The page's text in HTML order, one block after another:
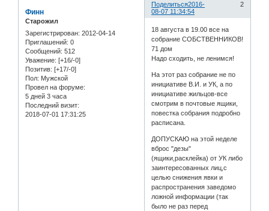
Поделиться 2
2016-
08-07 11:34:54
Финн
Старожил
Зарегистрирован: 2012-04-14
Приглашений: 0
Сообщений: 512
Уважение: [+16/-0]
Позитив: [+17/-0]
Пол: Мужской
Провел на форуме:
5 дней 3 часа
Последний визит:
2018-07-01 17:31:25
18 августа в 19.00 все на
собрание СОБСТВЕННИКОВ!
71 дом
Надо сходить, не ленимся!
На этот раз собрание не по
инициативе В.И. и УК, а по
инициативе жильцов-все
смотрим в почтовые ящики,
повестка собрания подробно
расписана.
ДОПУСКАЮ на этой неделе
вброс "дезы"
(ящики,расклейка) от УК либо
заинтересованных лиц,с
целью снижения явки и
распространения заведомо
ложной информации (так
было не раз перед